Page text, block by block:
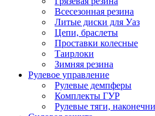
Всесезонная резина
Литые диски для Уаз
Цепи, браслеты
Проставки колесные
Таирлоки
Зимняя резина
Рулевое управление
Рулевые демпферы
Комплекты ГУР
Рулевые тяги,